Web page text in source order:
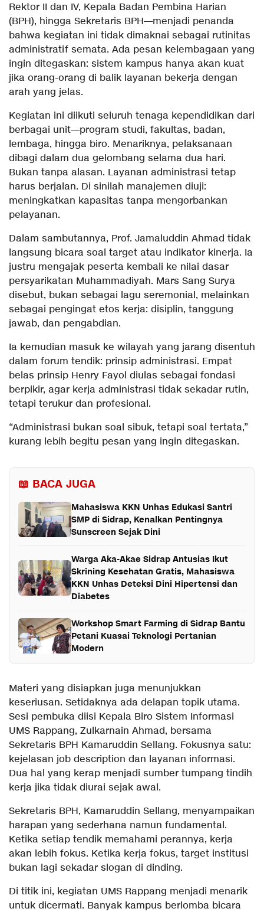
Rektor II dan IV, Kepala Badan Pembina Harian
(BPH), hingga Sekretaris BPH—menjadi penanda
bahwa kegiatan ini tidak dimaknai sebagai rutinitas
administratif semata. Ada pesan kelembagaan yang
ingin ditegaskan: sistem kampus hanya akan kuat
jika orang-orang di balik layanan bekerja dengan
arah yang jelas.
Kegiatan ini diikuti seluruh tenaga kependidikan dari
berbagai unit—program studi, fakultas, badan,
lembaga, hingga biro. Menariknya, pelaksanaan
dibagi dalam dua gelombang selama dua hari.
Bukan tanpa alasan. Layanan administrasi tetap
harus berjalan. Di sinilah manajemen diuji:
meningkatkan kapasitas tanpa mengorbankan
pelayanan.
Dalam sambutannya, Prof. Jamaluddin Ahmad tidak
langsung bicara soal target atau indikator kinerja. Ia
justru mengajak peserta kembali ke nilai dasar
persyarikatan Muhammadiyah. Mars Sang Surya
disebut, bukan sebagai lagu seremonial, melainkan
sebagai pengingat etos kerja: disiplin, tanggung
jawab, dan pengabdian.
Ia kemudian masuk ke wilayah yang jarang disentuh
dalam forum tendik: prinsip administrasi. Empat
belas prinsip Henry Fayol diulas sebagai fondasi
berpikir, agar kerja administrasi tidak sekadar rutin,
tetapi terukur dan profesional.
“Administrasi bukan soal sibuk, tetapi soal tertata,”
kurang lebih begitu pesan yang ingin ditegaskan.
📖 BACA JUGA
Mahasiswa KKN Unhas Edukasi Santri
SMP di Sidrap, Kenalkan Pentingnya
Sunscreen Sejak Dini
Warga Aka-Akae Sidrap Antusias Ikut
Skrining Kesehatan Gratis, Mahasiswa
KKN Unhas Deteksi Dini Hipertensi dan
Diabetes
Workshop Smart Farming di Sidrap Bantu
Petani Kuasai Teknologi Pertanian
Modern
Materi yang disiapkan juga menunjukkan
keseriusan. Setidaknya ada delapan topik utama.
Sesi pembuka diisi Kepala Biro Sistem Informasi
UMS Rappang, Zulkarnain Ahmad, bersama
Sekretaris BPH Kamaruddin Sellang. Fokusnya satu:
kejelasan job description dan layanan informasi.
Dua hal yang kerap menjadi sumber tumpang tindih
kerja jika tidak diurai sejak awal.
Sekretaris BPH, Kamaruddin Sellang, menyampaikan
harapan yang sederhana namun fundamental.
Ketika setiap tendik memahami perannya, kerja
akan lebih fokus. Ketika kerja fokus, target institusi
bukan lagi sekadar slogan di dinding.
Di titik ini, kegiatan UMS Rappang menjadi menarik
untuk dicermati. Banyak kampus berlomba bicara